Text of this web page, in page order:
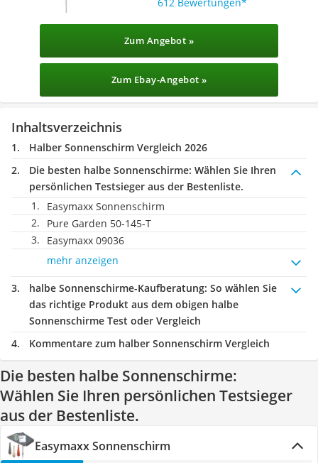
Zum Angebot »
Zum Ebay-Angebot »
Inhaltsverzeichnis
Halber Sonnenschirm Vergleich 2026
Die besten halbe Sonnenschirme: Wählen Sie Ihren
persönlichen Testsieger aus der Bestenliste.
Easymaxx Sonnenschirm
Pure Garden ‎50-145-T
Easymaxx 09036
mehr anzeigen
halbe Sonnenschirme-Kaufberatung: So wählen Sie
das richtige Produkt aus dem obigen halbe
Sonnenschirme Test oder Vergleich
Kommentare zum halber Sonnenschirm Vergleich
Die besten halbe Sonnenschirme:
Wählen Sie Ihren persönlichen Testsieger
aus der Bestenliste.
Easymaxx Sonnenschirm